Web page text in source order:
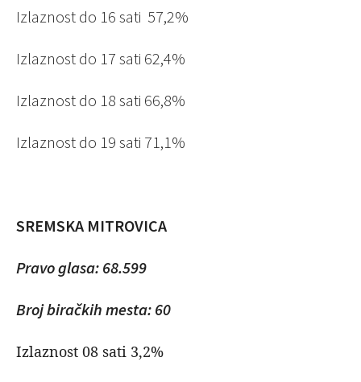
Izlaznost do 16 sati 57,2%
Izlaznost do 17 sati 62,4%
Izlaznost do 18 sati 66,8%
Izlaznost do 19 sati 71,1%
SREMSKA MITROVICA
Pravo glasa: 68.599
Broj biračkih mesta: 60
Izlaznost 08 sati 3,2%